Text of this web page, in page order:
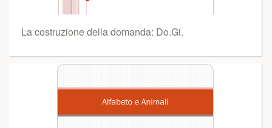
La costruzione della domanda: Do.Gi.